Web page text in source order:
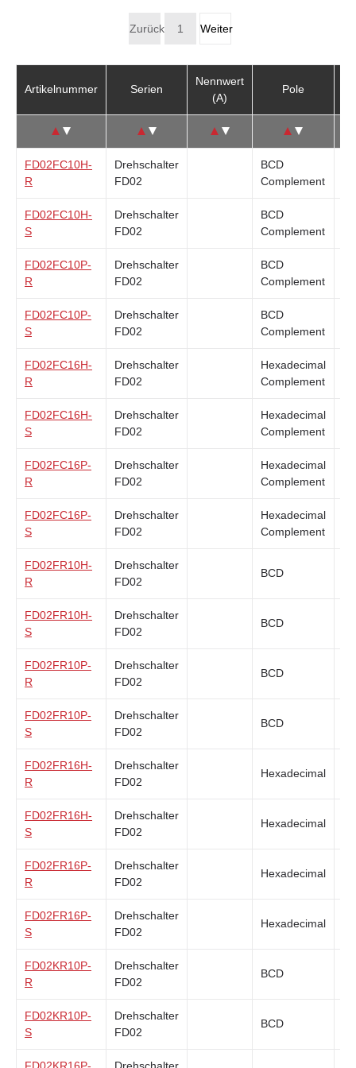
Zurück 1 Weiter
Artikelnummer Serien
Nennwert
(A)
Pole
↑ ↑ ↓ ↑ ↓ ↑
FD02FC10H-
R
Drehschalter
FD02
BCD
Complement
FD02FC10H-
S
Drehschalter
FD02
BCD
Complement
FD02FC10P-
R
Drehschalter
FD02
BCD
Complement
FD02FC10P-
S
Drehschalter
FD02
BCD
Complement
FD02FC16H-
R
Drehschalter
FD02
Hexadecimal
Complement
FD02FC16H-
S
Drehschalter
FD02
Hexadecimal
Complement
FD02FC16P-
R
Drehschalter
FD02
Hexadecimal
Complement
FD02FC16P-
S
Drehschalter
FD02
Hexadecimal
Complement
FD02FR10H-
R
Drehschalter
FD02
BCD
FD02FR10H-
S
Drehschalter
FD02
BCD
FD02FR10P-
R
Drehschalter
FD02
BCD
FD02FR10P-
S
Drehschalter
FD02
BCD
FD02FR16H-
R
Drehschalter
FD02
Hexadecimal
FD02FR16H-
S
Drehschalter
FD02
Hexadecimal
FD02FR16P-
R
Drehschalter
FD02
Hexadecimal
FD02FR16P-
S
Drehschalter
FD02
Hexadecimal
FD02KR10P-
R
Drehschalter
FD02
BCD
FD02KR10P-
S
Drehschalter
FD02
BCD